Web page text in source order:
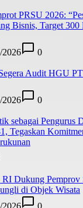
PRSU 2026:
Bisnis, Target
2026
0
Audit HGU
2026
0
sebagai Pengurus
Tegaskan
Dukung Pemprov
di Objek Wisata